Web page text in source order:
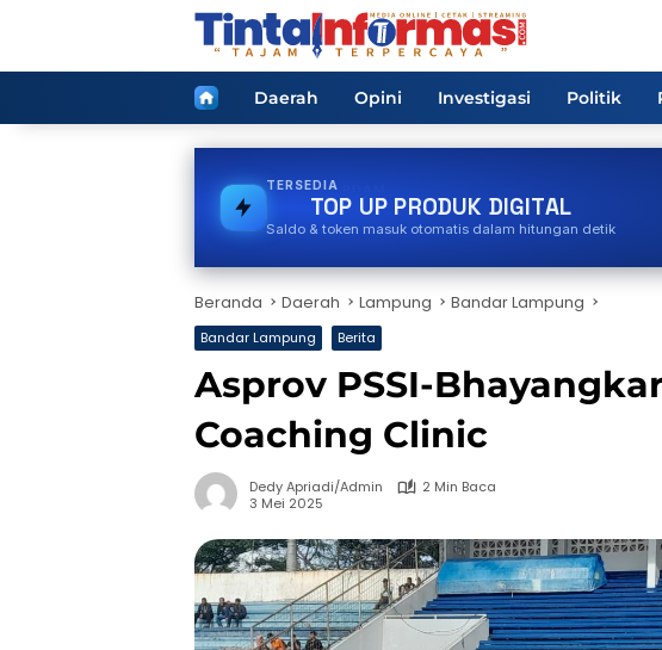
HomeDaerah Opini Investigasi Politik
TERSEDIA
TOP UP PRODUK DIGITAL
Saldo & token masuk otomatis dalam hitungan detik
Beranda Daerah Lampung Bandar Lampung
Bandar Lampung Berita
Asprov PSSI-
Coaching Clinic
Dedy Apriadi/Admin
2 Min Baca
3 Mei 2025